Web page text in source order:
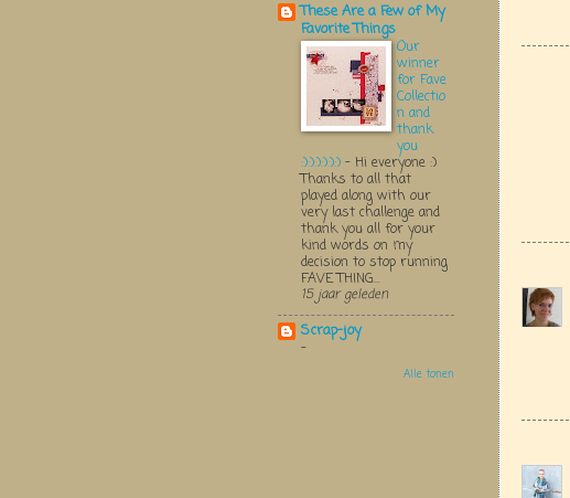
These Are a Few of My
Favorite Things
Our
winner
for Fave
Collectio
n and
thank
you
:):):):):):) - Hi everyone :)
Thanks to all that
played along with our
very last challenge and
thank you all for your
kind words on my
decision to stop running
FAVE THING...
15 jaar geleden
Scrap-joy
-
Alle tonen